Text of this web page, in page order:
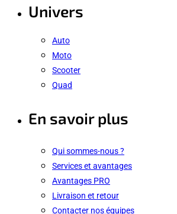
Univers
Auto
Moto
Scooter
Quad
En savoir plus
Qui sommes-nous ?
Services et avantages
Avantages PRO
Livraison et retour
Contacter nos équipes